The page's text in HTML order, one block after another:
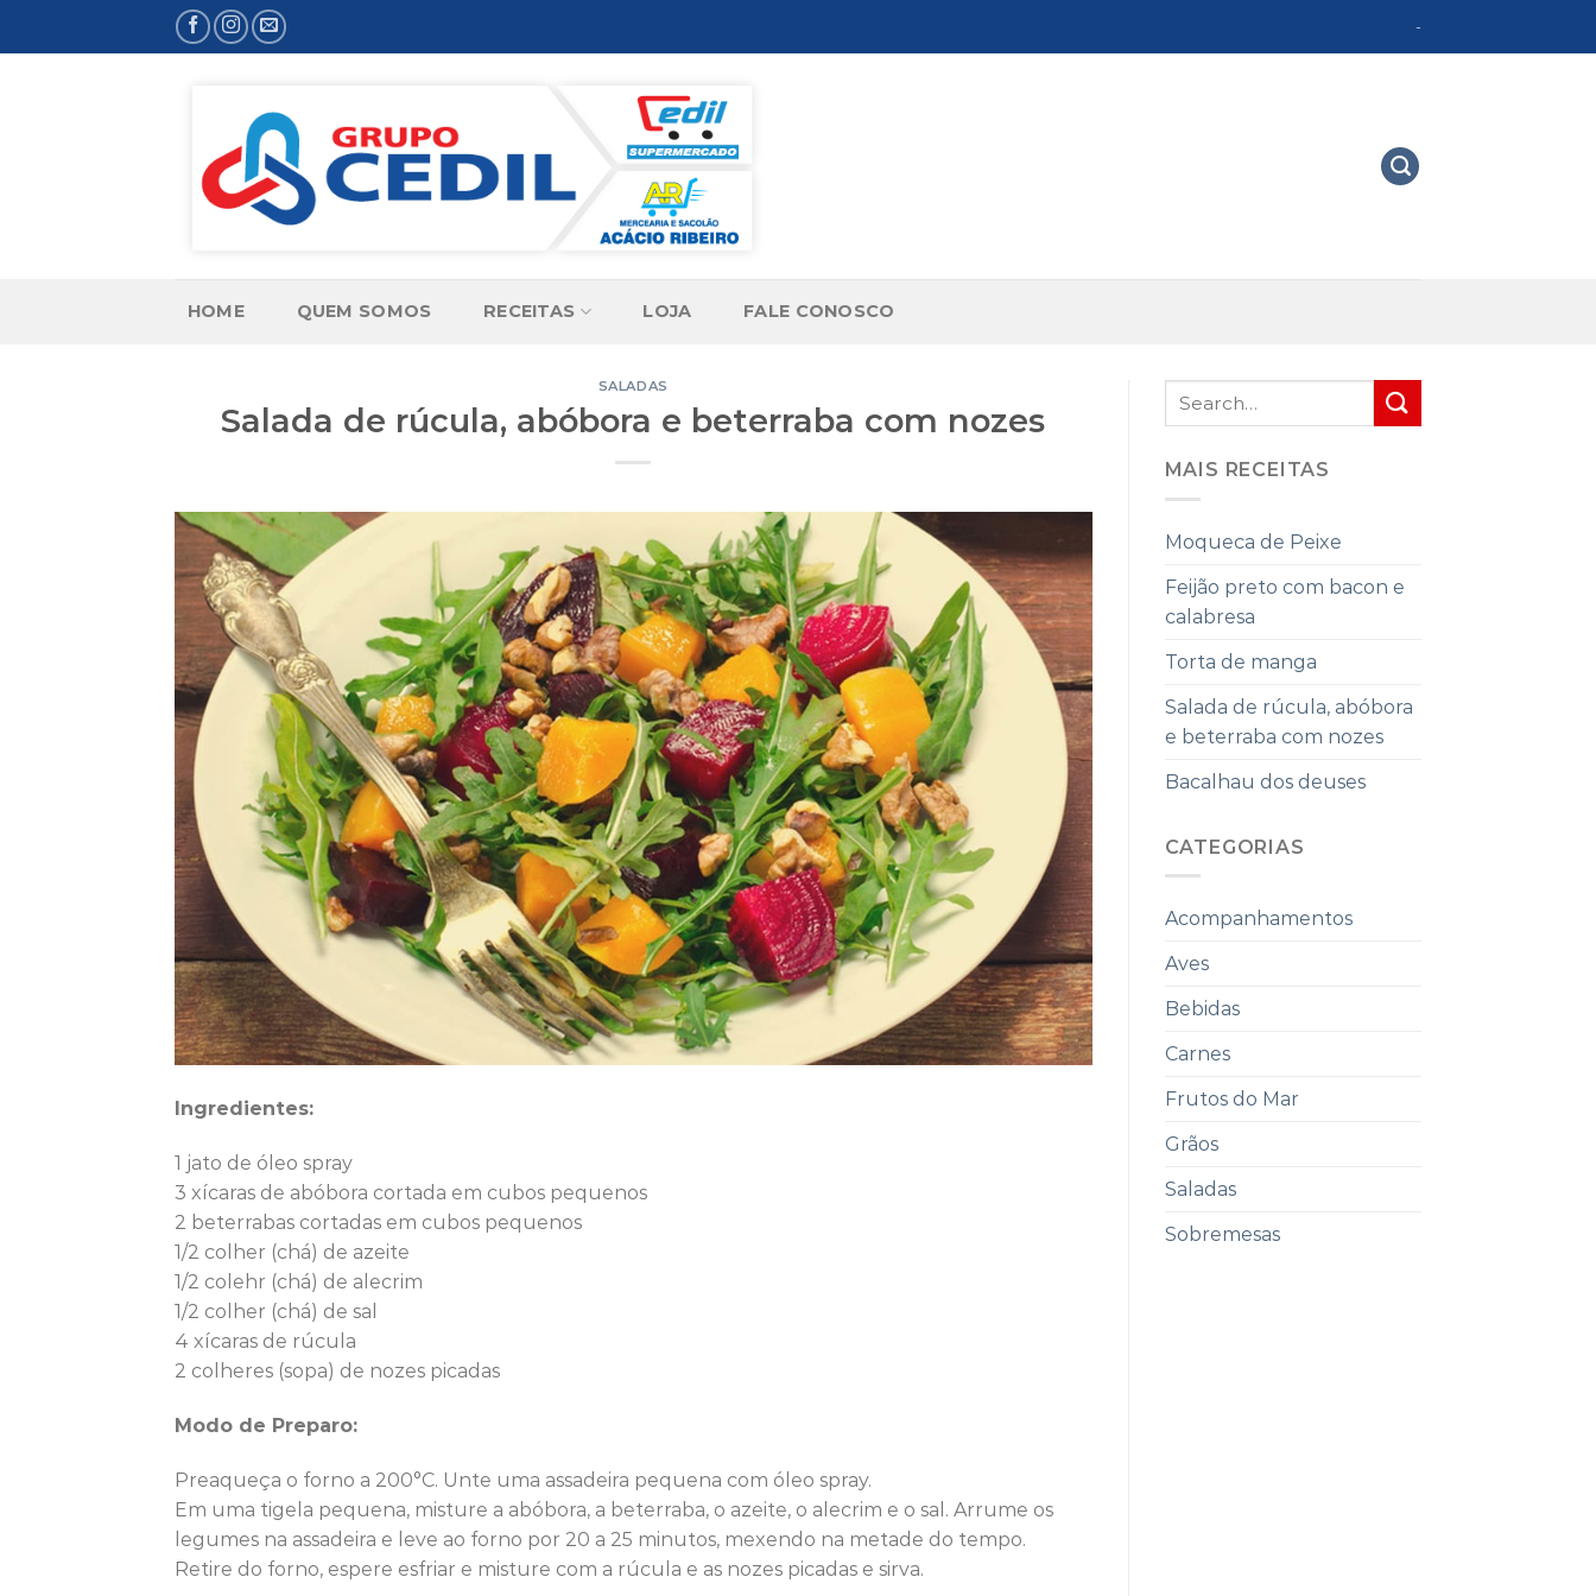
-
HOME QUEM SOMOS RECEITAS LOJA FALE CONOSCO
SALADAS
Salada de rúcula, abóbora e beterraba com nozes
Ingredientes:
1 jato de óleo spray
3 xícaras de abóbora cortada em cubos pequenos
2 beterrabas cortadas em cubos pequenos
1/2 colher (chá) de azeite
1/2 colehr (chá) de alecrim
1/2 colher (chá) de sal
4 xícaras de rúcula
2 colheres (sopa) de nozes picadas
Modo de Preparo:
Preaqueça o forno a 200°C. Unte uma assadeira pequena com óleo spray.
Em uma tigela pequena, misture a abóbora, a beterraba, o azeite, o alecrim e o sal. Arrume os
legumes na assadeira e leve ao forno por 20 a 25 minutos, mexendo na metade do tempo.
Retire do forno, espere esfriar e misture com a rúcula e as nozes picadas e sirva.
MAIS RECEITAS
Moqueca de Peixe
Feijão preto com bacon e
calabresa
Torta de manga
Salada de rúcula, abóbora
e beterraba com nozes
Bacalhau dos deuses
CATEGORIAS
Acompanhamentos
Aves
Bebidas
Carnes
Frutos do Mar
Grãos
Saladas
Sobremesas